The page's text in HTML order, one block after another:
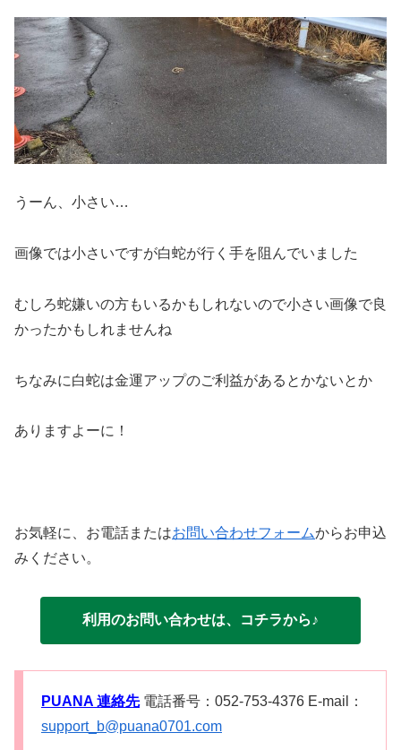
うーん、小さい…
画像では小さいですが白蛇が行く手を阻んでいました
むしろ蛇嫌いの方もいるかもしれないので小さい画像で良
かったかもしれませんね
ちなみに白蛇は金運アップのご利益があるとかないとか
ありますよーに！
お気軽に、お電話またはお問い合わせフォームからお申込
みください。
利用のお問い合わせは、コチラから♪
PUANA 連絡先電話番号：052-753-4376 E-mail：
support_b@puana0701.com